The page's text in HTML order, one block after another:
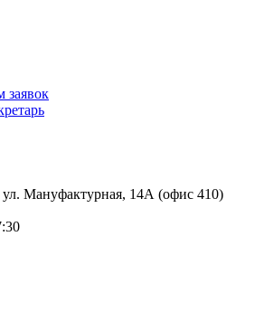
заявок
Мануфактурная, 14А (офис 410)